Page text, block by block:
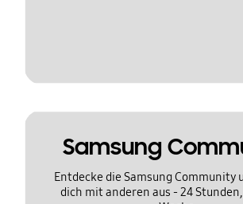
Samsung
Entdecke die Samsung Community
dich mit anderen aus - 24 Stunden,